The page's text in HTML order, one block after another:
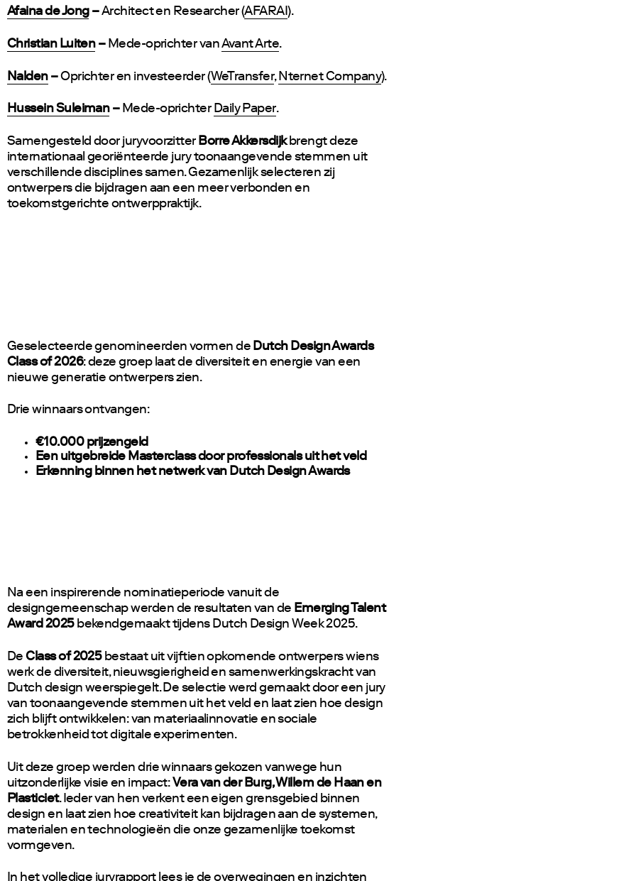
Afaina de Jong–Architect en Researcher (AFARAI).
Christian Luiten– Mede-oprichter vanAvant Arte.
Nalden–Oprichter en investeerder (WeTransfer, Nternet Company).
Hussein Suleiman– Mede-oprichter Daily Paper.
Samengesteld door juryvoorzitterBorre Akkersdijkbrengt deze
internationaal georiënteerde jury toonaangevende stemmen uit
verschillende disciplines samen. Gezamenlijk selecteren zij
ontwerpers die bijdragen aan een meer verbonden en
toekomstgerichte ontwerppraktijk.
Geselecteerde genomineerden vormen de Dutch Design Awards
Class of 2026: deze groep laat de diversiteit en energie van een
nieuwe generatie ontwerpers zien.
Drie winnaars ontvangen:
€10.000 prijzengeld
Een uitgebreide Masterclass door professionals uit het veld
Erkenning binnen het netwerk van Dutch Design Awards
Na een inspirerende nominatieperiode vanuit de
designgemeenschap werden de resultaten van de Emerging Talent
Award 2025bekendgemaakt tijdens Dutch Design Week 2025.
DeClass of 2025bestaat uit vijftien opkomende ontwerpers wiens
werk de diversiteit, nieuwsgierigheid en samenwerkingskracht van
Dutch design weerspiegelt. De selectie werd gemaakt door een jury
van toonaangevende stemmen uit het veld en laat zien hoe design
zich blijft ontwikkelen: van materiaalinnovatie en sociale
betrokkenheid tot digitale experimenten.
Uit deze groep werden drie winnaars gekozen vanwege hun
uitzonderlijke visie en impact: Vera van der Burg, Willem de Haan en
Plasticiet. Ieder van hen verkent een eigen grensgebied binnen
design en laat zien hoe creativiteit kan bijdragen aan de systemen,
materialen en technologieën die onze gezamenlijke toekomst
vormgeven.
In het volledige juryrapport lees je de overwegingen en inzichten